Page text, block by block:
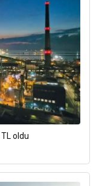
oldu